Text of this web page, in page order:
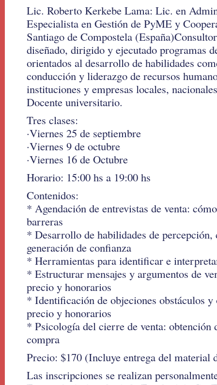
Lic. Roberto Kerkebe Lama: Lic. en
Especialista en Gestión de PyME y
Santiago de Compostela
diseñado, dirigido y ejecutado programas
orientados al desarrollo de habilidades
conducción y liderazgo de recursos
instituciones y empresas locales,
Docente universitario.
Tres clases:
·Viernes 25 de septiembre
·Viernes 9 de octubre
·Viernes 16 de Octubre
Horario: 15:00 hs a 19:00 hs
Contenidos:
* Agendación de entrevistas de venta:
barreras
* Desarrollo de habilidades de
generación de confianza
* Herramientas para identificar e
* Estructurar mensajes y argumentos de
precio y honorarios
* Identificación de objeciones obstáculos y
precio y honorarios
* Psicología del cierre de venta: obtención
compra
Precio: $170 (Incluye entrega del material
Las inscripciones se realizan